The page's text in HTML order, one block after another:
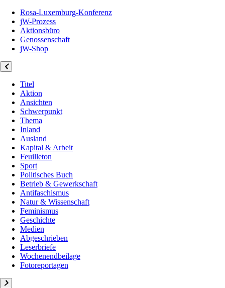
Rosa-Luxemburg-Konferenz
jW-Prozess
Aktionsbüro
Genossenschaft
jW-Shop
Titel
Aktion
Ansichten
Schwerpunkt
Thema
Inland
Ausland
Kapital & Arbeit
Feuilleton
Sport
Politisches Buch
Betrieb & Gewerkschaft
Antifaschismus
Natur & Wissenschaft
Feminismus
Geschichte
Medien
Abgeschrieben
Leserbriefe
Wochenendbeilage
Fotoreportagen